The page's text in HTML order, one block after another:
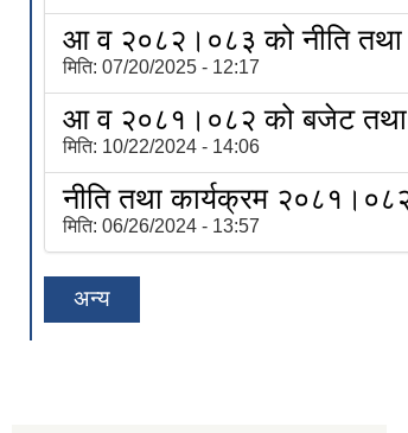
आ व २०८२।०८३ को नीति तथा
मिति: 07/20/2025 - 12:17
आ व २०८१।०८२ को बजेट तथा
मिति: 10/22/2024 - 14:06
नीति तथा कार्यक्रम
मिति: 06/26/2024 - 13:57
अन्य